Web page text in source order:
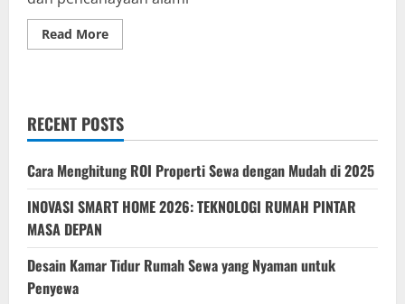
Read MoreRead
more
Membuat
Properti
Cepat
RECENT POSTS
Cara Menghitung ROI Properti Sewa dengan Mudah di 2025
INOVASI SMART HOME 2026: TEKNOLOGI RUMAH PINTAR
MASA DEPAN
Desain Kamar Tidur Rumah Sewa yang Nyaman untuk
Penyewa